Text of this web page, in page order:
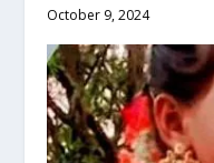
October 9, 2024